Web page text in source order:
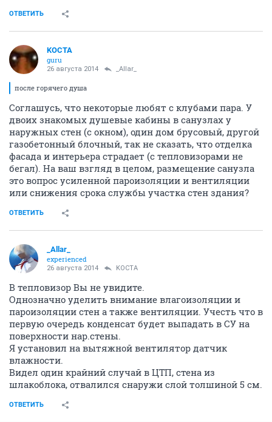
ОТВЕТИТЬ
KOCTA
guru
26 августа 2014 _Allar_
после горячего душа
Соглашусь, что некоторые любят с клубами пара. У
двоих знакомых душевые кабины в санузлах у
наружных стен (с окном), один дом брусовый, другой
газобетонный блочный, так не сказать, что отделка
фасада и интерьера страдает (с тепловизорами не
бегал). На ваш взгляд в целом, размещение санузла
это вопрос усиленной пароизоляции и вентиляции
или снижения срока службы участка стен здания?
ОТВЕТИТЬ
_Allar_
experienced
26 августа 2014 KOCTA
В тепловизор Вы не увидите.
Однозначно уделить внимание влагоизоляции и
пароизоляции стен а также вентиляции. Учесть что в
первую очередь конденсат будет выпадать в СУ на
поверхности нар.стены.
Я установил на вытяжной вентилятор датчик
влажности.
Видел один крайний случай в ЦТП, стена из
шлакоблока, отвалился снаружи слой толшиной 5 см.
ОТВЕТИТЬ